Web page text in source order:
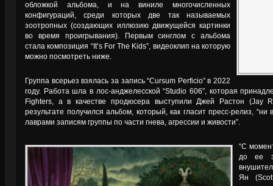
обложкой альбома, и на виниле многочисленных
конфигураций, среди которых две так называемых
зоотропных (создающих иллюзию движущейся картинки
во время проигрывания). Первым синглом с альбома
стала композиция “It’s For The Kids”, видеоклип на которую
можно посмотреть ниже.
Группа всерьез взялась за запись “Cursum Perficio” в 2022
году. Работа шла в лос-анджелесской “Studio 606″, которая
Fighters, а в качестве продюсера выступили Джей Растон (Jay
результате получился альбом, который, как гласит пресс-релиз,
лаврами записям группы по части гнева, агрессии и живости”.
“С
до ее
Ян